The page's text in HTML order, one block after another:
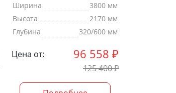
Ширина
3800 мм
Высота
2170 мм
Глубина
320/600 мм
Цена от: 96 558 ₽
125 400₽